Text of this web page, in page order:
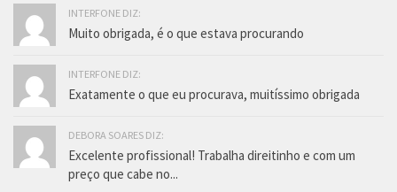
INTERFONE DIZ:
Muito obrigada, é o que estava procurando
INTERFONE DIZ:
Exatamente o que eu procurava, muitíssimo obrigada
DEBORA SOARES DIZ:
Excelente profissional! Trabalha direitinho e com um
preço que cabe no...